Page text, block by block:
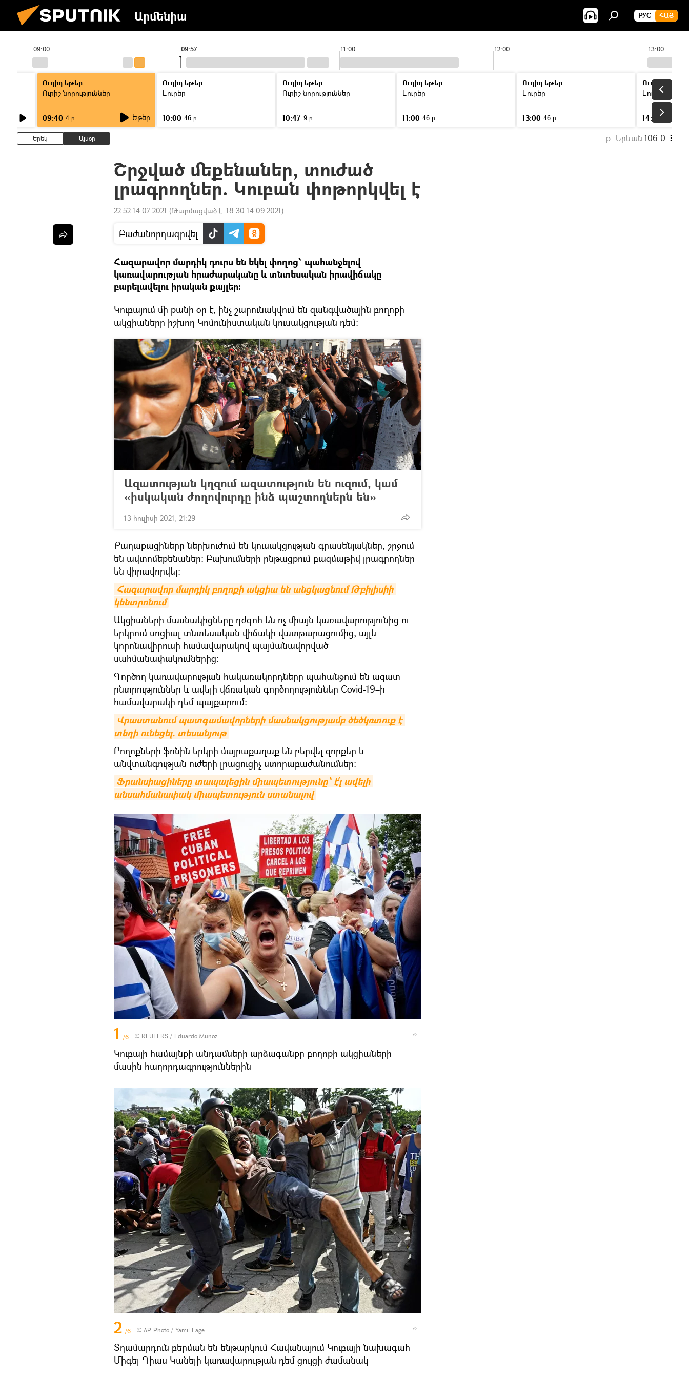
Արմենիա РУС ՀԱՅ
09:00 11:00 12:00 13:00
09:57
Ուղիղ եթեր
Ուրիշ նորություններ
09:40 4 ր Եթեր
Ուղիղ եթեր
Լուրեր
10:00 46 ր
Ուղիղ եթեր
Ուրիշ նորություններ
10:47 9 ր
Ուղիղ եթեր
Լուրեր
11:00 46 ր
Ուղիղ եթեր
Լուրեր
13:00 46 ր
Ուղիղ եթեր
Լուրեր
14:00
Երեկ Այսօր ք. Երևան 106.0
Շրջված մեքենաներ, տուժած
լրագրողներ. Կուբան փոթորկվել է
22:52 14.07.2021 (Թարմացված է: 18:30 14.09.2021)
Բաժանորդագրվել
Հազարավոր մարդիկ դուրս են եկել փողոց՝ պահանջելով
կառավարության հրաժարականը և տնտեսական իրավիճակը
բարելավելու իրական քայլեր:
Կուբայում մի քանի օր է, ինչ շարունակվում են զանգվածային բողոքի
ակցիաները իշխող Կոմունիստական կուսակցության դեմ:
Ազատության կղզում ազատություն են ուզում, կամ
«իսկական ժողովուրդը ինձ պաշտողներն են»
13 հուլիսի 2021, 21:29
Քաղաքացիները ներխուժում են կուսակցության գրասենյակներ, շրջում
են ավտոմեքենաներ: Բախումների ընթացքում բազմաթիվ լրագրողներ
են վիրավորվել։
Հազարավոր մարդիկ բողոքի ակցիա են անցկացնում Թբիլիսիի
կենտրոնում
Ակցիաների մասնակիցները դժգոհ են ոչ միայն կառավարությունից ու
երկրում սոցիալ-տնտեսական վիճակի վատթարացումից, այլև
կորոնավիրուսի համավարակով պայմանավորված
սահմանափակումներից:
Գործող կառավարության հակառակորդները պահանջում են ազատ
ընտրություններ և ավելի վճռական գործողություններ Covid-19–ի
համավարակի դեմ պայքարում:
Վրաստանում պատգամավորների մասնակցությամբ ծեծկռտուք է
տեղի ունեցել. տեսանյութ
Բողոքների ֆոնին երկրի մայրաքաղաք են բերվել զորքեր և
անվտանգության ուժերի լրացուցիչ ստորաբաժանումներ:
Ֆրանսիացիները տապալեցին միապետությունը՝ է՛լ ավելի
անսահմանափակ միապետություն ստանալով
1 /6 © REUTERS / Eduardo Munoz
Կուբայի համայնքի անդամների արձագանքը բողոքի ակցիաների
մասին հաղորդագրություններին
2 /6 © AP Photo / Yamil Lage
Տղամարդուն բերման են ենթարկում Հավանայում Կուբայի նախագահ
Միգել Դիաս Կանելի կառավարության դեմ ցույցի ժամանակ